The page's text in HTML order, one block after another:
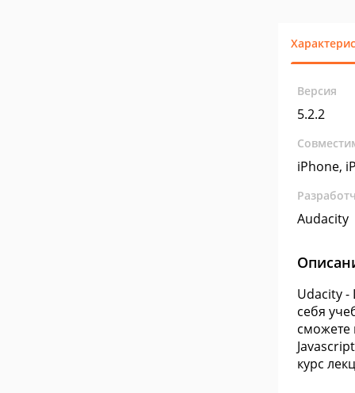
Версия
5.2.2
iPhone,
Audacity
Udacity
себя
сможете
курс